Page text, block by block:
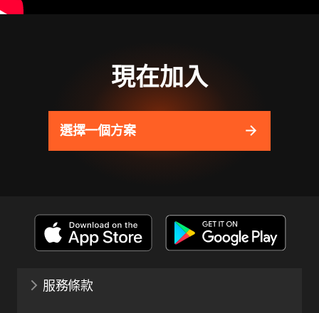
現在加入
選擇一個方案
服務條款